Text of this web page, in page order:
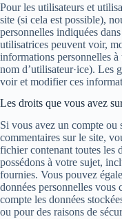
Pour les utilisateurs et
site (si cela est possible),
personnelles indiquées
utilisatrices peuvent voir,
informations personnelles
nom d’utilisateur·ice). Les
voir et modifier ces
Les droits que vous avez
Si vous avez un compte ou
commentaires sur le site,
fichier contenant toutes les
possédons à votre sujet,
fournies. Vous pouvez
données personnelles vous
compte les données
ou pour des raisons de